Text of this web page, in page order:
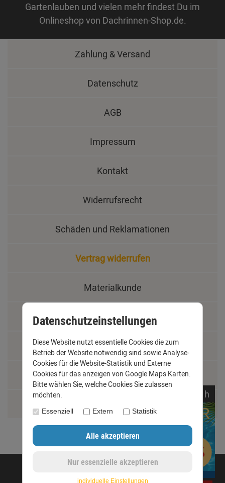
Gartenlauben und vielen mehr findest Du im
Onlineshop von Dachrinnen-Shop.de.
Zahlung & Versand
Datenschutz
AGB
Impressum
Kontakt
Widerrufsrecht
Schäden und Reklamationen
Vertrag widerrufen
Materialkunde
Fachbegriffe
Jobs
Montage und Installationshilfen
©opyright 2020 - www.dachrinnen-shop.de
h
Datenschutzeinstellungen
Diese Website nutzt essentielle Cookies die zum
Betrieb der Website notwendig sind sowie Analyse-
Cookies für die Website-Statistik und Externe
Cookies für das anzeigen von Google Maps Karten.
Bitte wählen Sie, welche Cookies Sie zulassen
möchten.
Essenziell Extern Statistik
individuelle Einstellungen